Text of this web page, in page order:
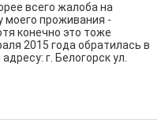
всего жалоба на
моего проживания -
конечно это тоже
2015 года обратилась в
г. Белогорск ул.